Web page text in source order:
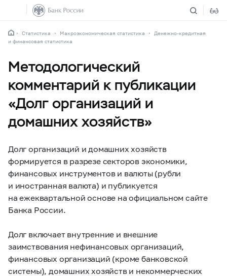
Статистика Макроэкономическая статистика
Денежно-кредитная
и финансовая статистика
Методологический
комментарий к публикации
«Долг организаций и
домашних хозяйств»
Долг организаций и домашних хозяйств
формируется в разрезе секторов экономики,
финансовых инструментов и валюты (рубли
и иностранная валюта) и публикуется
на ежеквартальной основе на официальном сайте
Банка России.
Долг включает внутренние и внешние
заимствования нефинансовых организаций,
финансовых организаций (кроме банковской
системы), домашних хозяйств и некоммерческих